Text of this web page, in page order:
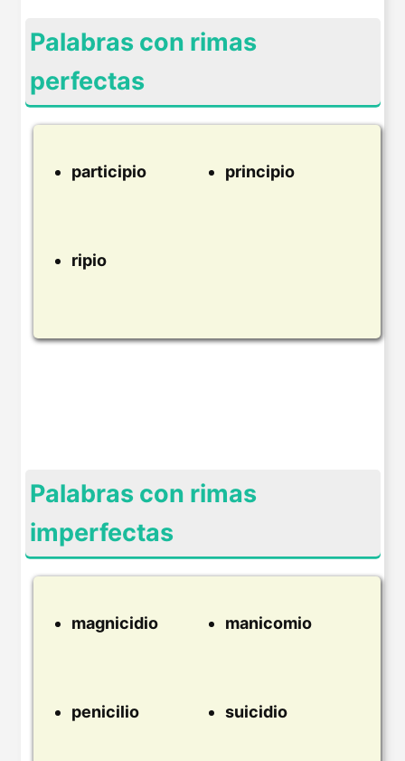
Palabras con rimas
perfectas
participio principio
ripio
Palabras con rimas
imperfectas
magnicidio manicomio
penicilio suicidio